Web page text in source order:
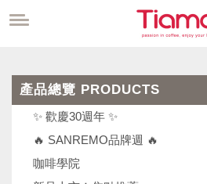
產品總覽 PRODUCTS
✨ 歡慶30週年 ✨
🔥 SANREMO品牌週 🔥
咖啡學院